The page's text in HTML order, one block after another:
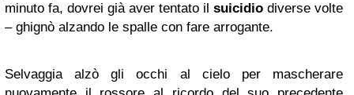
minuto fa, dovrei già aver tentato il suicidio diverse volte
– ghignò alzando le spalle con fare arrogante.
Selvaggia alzò gli occhi al cielo per mascherare